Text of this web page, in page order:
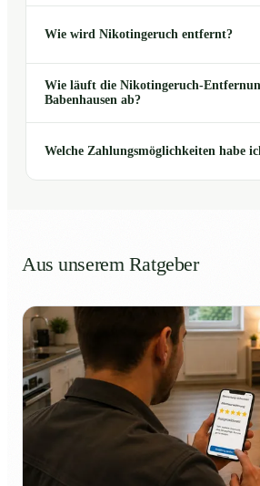
Wie wird Nikotingeruch entfernt?
Wie läuft die Nikotingeruch-
Babenhausen ab?
Welche Zahlungsmöglichkeiten habe
Aus unserem Ratgeber